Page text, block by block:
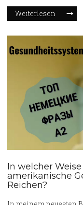
hat sich durch ihre
Branche einen Namen
mehr über diese
Weiterlesen
In welcher
amerikanische
Reichen?